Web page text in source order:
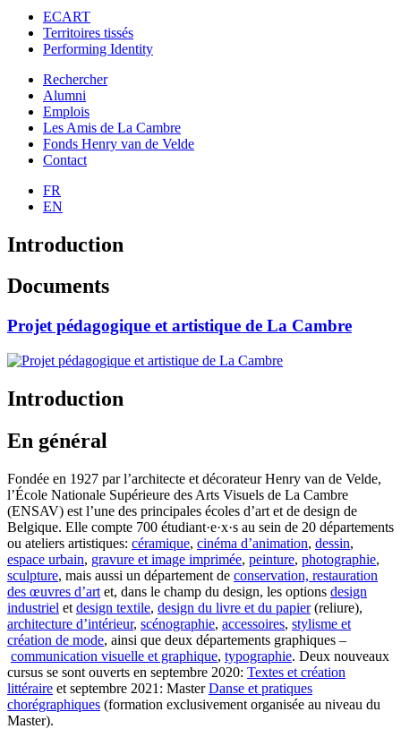
ECART
Territoires tissés
Performing Identity
Rechercher
Alumni
Emplois
Les Amis de La Cambre
Fonds Henry van de Velde
Contact
FR
EN
Introduction
Documents
Projet pédagogique et artistique de La Cambre
Introduction
En général
Fondée en 1927 par l’architecte et décorateur Henry van de Velde,
l’École Nationale Supérieure des Arts Visuels de La Cambre
(ENSAV) est l’une des principales écoles d’art et de design de
Belgique. Elle compte 700 étudiant·e·x·s au sein de 20 départements
ou ateliers artistiques: céramique, cinéma d’animation, dessin,
espace urbain, gravure et image imprimée, peinture, photographie,
sculpture, mais aussi un département de conservation, restauration
des œuvres d’art et, dans le champ du design, les options design
industriel et design textile, design du livre et du papier(reliure),
architecture d’intérieur, scénographie, accessoires, stylisme et
création de mode, ainsi que deux départements graphiques –
communication visuelle et graphique, typographie. Deux nouveaux
cursus se sont ouverts en septembre 2020: Textes et création
littéraire et septembre 2021: MasterDanse et pratiques
chorégraphiques (formation exclusivement organisée au niveau du
Master).